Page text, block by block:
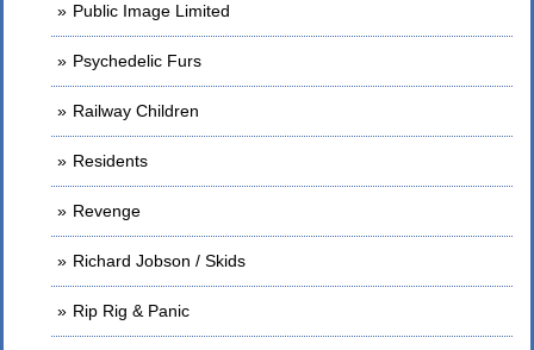
Public Image Limited
Psychedelic Furs
Railway Children
Residents
Revenge
Richard Jobson / Skids
Rip Rig & Panic